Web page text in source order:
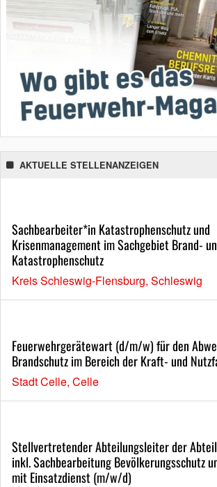
AKTUELLE STELLENANZEIGEN
Sachbearbeiter*in Katastrophenschutz und
Krisenmanagement im Sachgebiet Brand-
Katastrophenschutz
Kreis Schleswig-Flensburg, Schleswig
Feuerwehrgerätewart (d/m/w) für den
Brandschutz im Bereich der Kraft- und
Stadt Celle, Celle
Stellvertretender Abteilungsleiter der
inkl. Sachbearbeitung Bevölkerungsschutz
mit Einsatzdienst (m/w/d)